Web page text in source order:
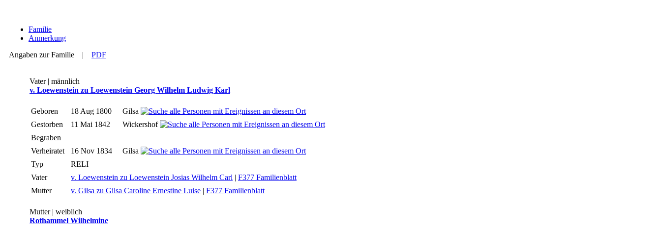
Familie
Anmerkung
Angaben zur Familie | PDF
Vater | männlich
v. Loewenstein zu Loewenstein Georg Wilhelm Ludwig Karl
Geboren 18 Aug 1800
Gilsa
Gestorben
11 Mai 1842
Wickershof
Begraben
Verheiratet
16 Nov 1834
Gilsa
Typ
RELI
Vater
v. Loewenstein zu Loewenstein Josias Wilhelm Carl | F377 Familienblatt
Mutter
v. Gilsa zu Gilsa Caroline Ernestine Luise | F377 Familienblatt
Mutter | weiblich
Rothammel Wilhelmine